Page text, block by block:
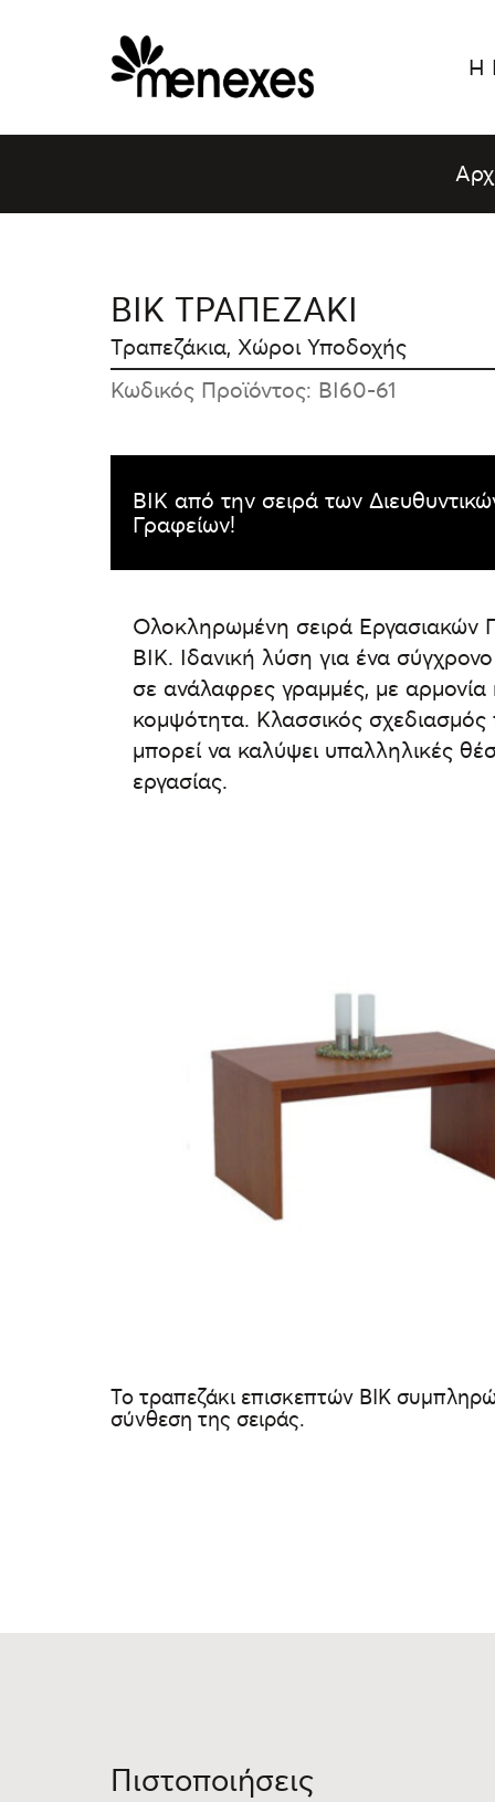
Η
BIK ΤΡΑΠΕΖΑΚΙ
Τραπεζάκια, Χώροι Υποδοχής
Κωδικός Προϊόντος: BI60-61
BIK από την σειρά των
Γραφείων!
Ολοκληρωμένη σειρά Εργασιακών
BIK. Ιδανική λύση για ένα
σε ανάλαφρες γραμμές, με αρμονία
κομψότητα. Κλασσικός σχεδιασμός
μπορεί να καλύψει υπαλληλικές
εργασίας.
Το τραπεζάκι επισκεπτών ΒΙΚ
σύνθεση της σειράς.
Πιστοποιήσεις